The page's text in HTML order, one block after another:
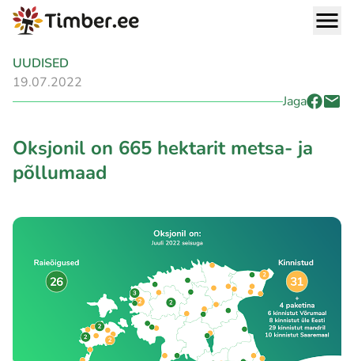
UUDISED
19.07.2022
Jaga
Oksjonil on 665 hektarit metsa- ja
põllumaad